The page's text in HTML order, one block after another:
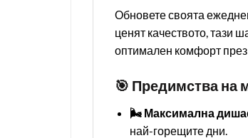
Обновете своята
ценят качеството, тази
оптимален комфорт през
🎯 Предимства на
🌬️ Максимална
най-горещите дни.